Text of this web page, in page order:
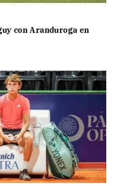
con Aranduroga en